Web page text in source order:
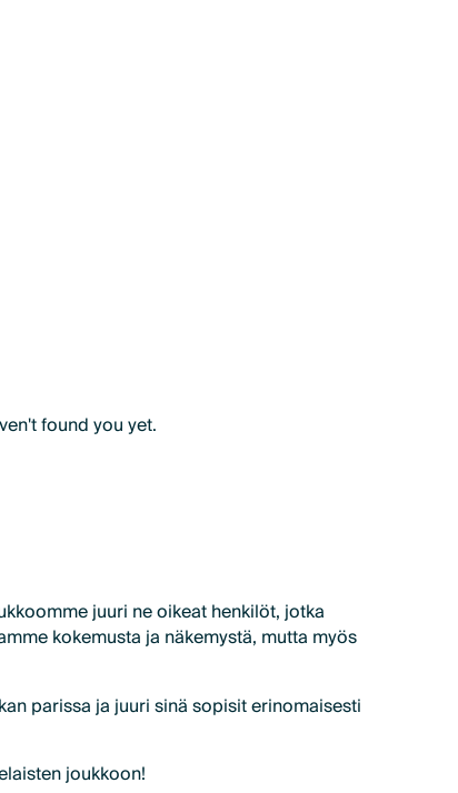
found you yet.
juuri ne oikeat henkilöt, jotka
kokemusta ja näkemystä, mutta myös
parissa ja juuri sinä sopisit erinomaisesti
joukkoon!